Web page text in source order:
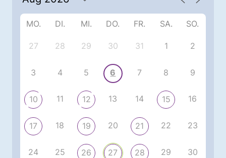
MO. DI. MI. DO. FR. SA. SO.
27 28 29 30 31 1 2
3 4 5 6 7 8 9
10 11 12 13 14 15 16
17 18 19 20 21 22 23
24 25 26 27 28 29 30